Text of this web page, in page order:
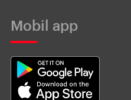
Mobil app